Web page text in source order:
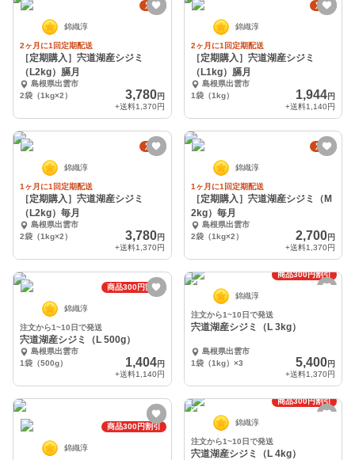
定期
錦織淳
2ヶ月に1回定期配送
［定期購入］宍道湖産シジミ
（L2kg）膈月
島根県出雲市
2袋（1kg×2）
3,780円
+送料1,370円
定期
錦織淳
2ヶ月に1回定期配送
［定期購入］宍道湖産シジミ
（L1kg）膈月
島根県出雲市
1袋（1kg）
1,944円
+送料1,140円
定期
錦織淳
1ヶ月に1回定期配送
［定期購入］宍道湖産シジミ
（L2kg）毎月
島根県出雲市
2袋（1kg×2）
3,780円
+送料1,370円
定期
錦織淳
1ヶ月に1回定期配送
［定期購入］宍道湖産シジミ（M
2kg）毎月
島根県出雲市
2袋（1kg×2）
2,700円
+送料1,370円
商品300円割引
錦織淳
注文から1~10日で発送
宍道湖産シジミ（L 500g）
島根県出雲市
1袋（500g）
1,404円
+送料1,140円
商品300円割引
錦織淳
注文から1~10日で発送
宍道湖産シジミ（L 3kg）
島根県出雲市
1袋（1kg）×3
5,400円
+送料1,370円
商品300円割引
錦織淳
商品300円割引
錦織淳
注文から1~10日で発送
宍道湖産シジミ（L 4kg）